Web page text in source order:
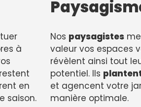
à
restent
en
saison.
Nos paysagistes
valeur vos espaces
révèlent ainsi tout
potentiel. Ils
et agencent votre
manière optimale.